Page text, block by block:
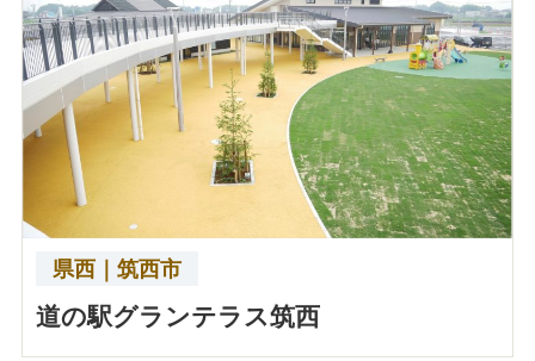
県西｜筑西市
道の駅グランテラス筑西